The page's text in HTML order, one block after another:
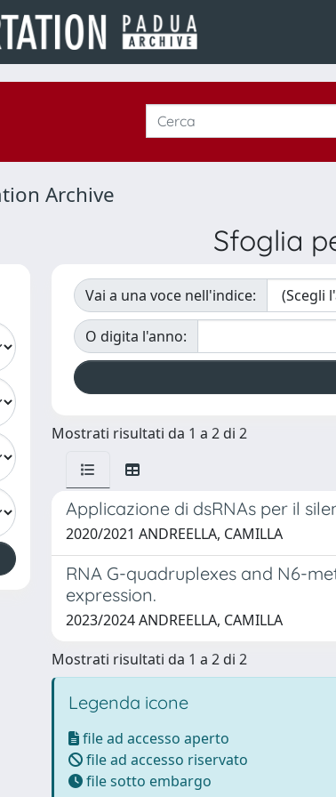
Archive
Sfoglia
Vai a una voce nell'indice:
O digita l'anno:
Mostrati risultati da 1 a 2 di 2
Applicazione di dsRNAs per il
2020/2021 ANDREELLA, CAMILLA
RNA G-quadruplexes and N6-
expression.
2023/2024 ANDREELLA, CAMILLA
Mostrati risultati da 1 a 2 di 2
Legenda icone
file ad accesso aperto
file ad accesso riservato
file sotto embargo